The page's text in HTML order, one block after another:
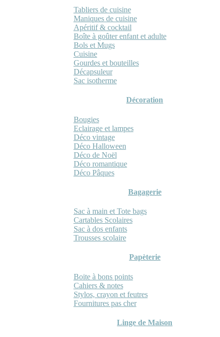
Tabliers de cuisine
Maniques de cuisine
Apéritif & cocktail
Boîte à goûter enfant et adulte
Bols et Mugs
Cuisine
Gourdes et bouteilles
Décapsuleur
Sac isotherme
Décoration
Bougies
Eclairage et lampes
Déco vintage
Déco Halloween
Déco de Noël
Déco romantique
Déco Pâques
Bagagerie
Sac à main et Tote bags
Cartables Scolaires
Sac à dos enfants
Trousses scolaire
Papèterie
Boite à bons points
Cahiers & notes
Stylos, crayon et feutres
Fournitures pas cher
Linge de Maison